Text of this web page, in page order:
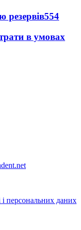
резервів554
в умовах
і персональних даних